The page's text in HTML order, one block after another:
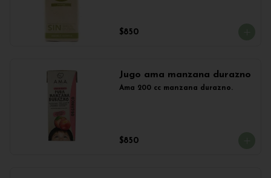
$850
Jugo ama manzana durazno
Ama 200 cc manzana durazno.
$850